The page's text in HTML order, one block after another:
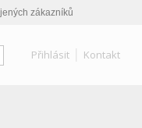
certifikáty, minimum plastů
Přihlásit Kontakt